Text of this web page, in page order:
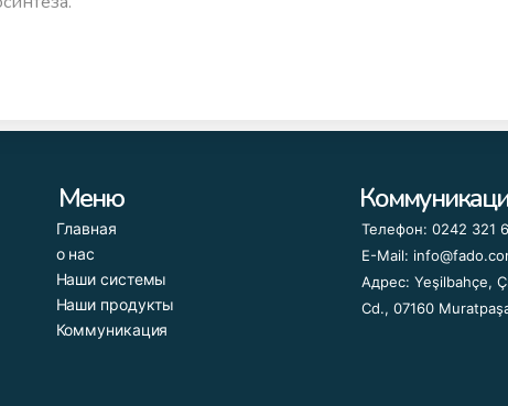
Меню
Главная
о нас
Наши системы
Наши продукты
Коммуникация
Телефон: 0242 321
E-Mail:
Адрес: Yeşilbahçe,
Cd., 07160